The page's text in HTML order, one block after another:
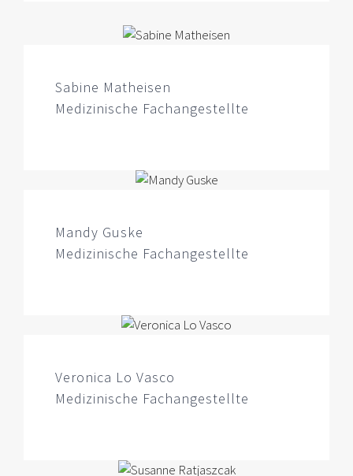
Sabine Matheisen
Medizinische Fachangestellte
Mandy Guske
Medizinische Fachangestellte
Veronica Lo Vasco
Medizinische Fachangestellte